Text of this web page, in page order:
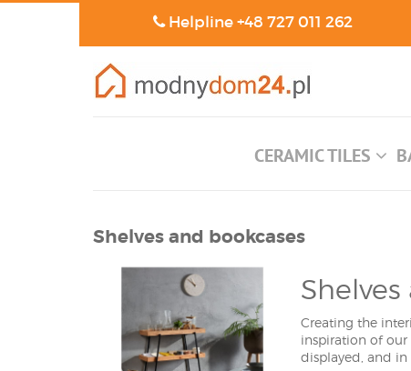
Helpline+48 727 011 262
CERAMIC TILES
Shelves and bookcases
Creating the
inspiration of
displayed, and in